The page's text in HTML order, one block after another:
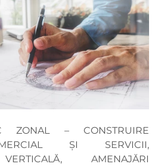
ZONAL – CONSTRUIRE
ȘI SERVICII,
AMENAJĂRI